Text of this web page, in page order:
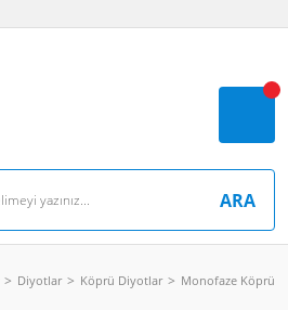
ARA
Diyotlar Köprü Diyotlar Monofaze Köprü